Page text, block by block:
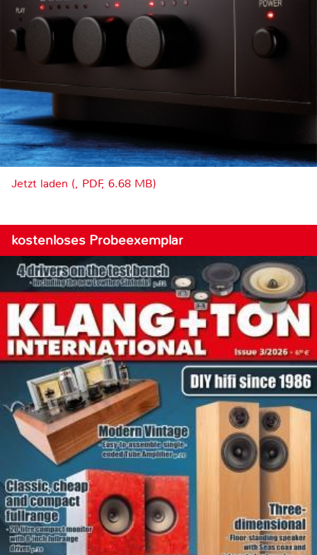
Jetzt laden (, PDF, 6.68 MB)
kostenloses Probeexemplar